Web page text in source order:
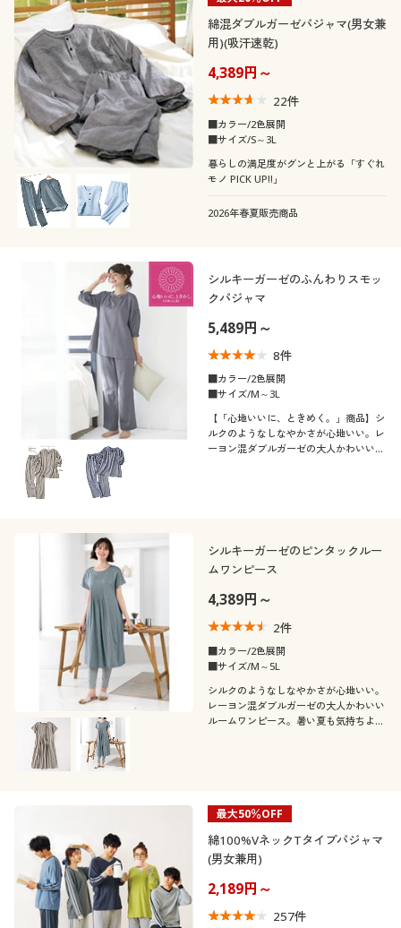
綿混ダブルガーゼパジャマ(男女兼
用)(吸汗速乾)
4,389円～
22件
■カラー/2色展開
■サイズ/S～3L
暮らしの満足度がグンと上がる「すぐれ
モノ PICK UP!!」
2026年春夏販売商品
シルキーガーゼのふんわりスモッ
クパジャマ
5,489円～
8件
■カラー/2色展開
■サイズ/M～3L
【「心地いいに、ときめく。」商品】シ
ルクのようなしなやかさが心地いい。レ
ーヨン混ダブルガーゼの大人かわいいデ
シルキーガーゼのピンタックルー
ムワンピース
4,389円～
2件
■カラー/2色展開
■サイズ/M～5L
シルクのようなしなやかさが心地いい。
レーヨン混ダブルガーゼの大人かわいい
ルームワンピース。暑い夏も気持ちよく
最大50％OFF
綿100%VネックTタイプパジャマ
(男女兼用)
2,189円～
257件